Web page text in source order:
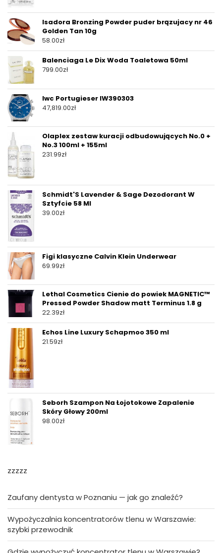
Isadora Bronzing Powder puder brązujacy nr 46
Golden Tan 10g
58.00zł
Balenciaga Le Dix Woda Toaletowa 50ml
799.00zł
Iwc Portugieser IW390303
47,819.00zł
Olaplex zestaw kuracji odbudowujących No.0 +
No.3 100ml + 155ml
231.99zł
Schmidt'S Lavender & Sage Dezodorant W
Sztyfcie 58 Ml
39.00zł
Figi klasyczne Calvin Klein Underwear
69.99zł
Lethal Cosmetics Cienie do powiek MAGNETIC™
Pressed Powder Shadow matt Terminus 1.8 g
22.39zł
Echos Line Luxury Schapmoo 350 ml
21.59zł
Seborh Szampon Na Łojotokowe Zapalenie
Skóry Głowy 200ml
98.00zł
zzzzz
Zaufany dentysta w Poznaniu — jak go znaleźć?
Wypożyczalnia koncentratorów tlenu w Warszawie:
szybki przewodnik